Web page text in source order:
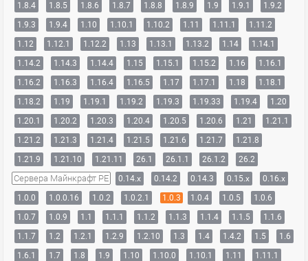
1.8.4
1.8.5 1.8.6 1.8.7 1.8.8 1.8.9 1.9 1.9.1
1.9.2
1.9.3
1.9.4 1.10 1.10.1 1.10.2 1.11 1.11.1
1.11.2
1.12
1.12.1 1.12.2 1.13 1.13.1 1.13.2 1.14
1.14.1
1.14.2
1.14.3 1.14.4 1.15 1.15.1 1.15.2 1.16
1.16.1
1.16.2
1.16.3 1.16.4 1.16.5 1.17 1.17.1 1.18
1.18.1
1.18.2
1.19 1.19.1 1.19.2 1.19.3 1.19.33 1.19.4
1.20
1.20.1
1.20.2 1.20.3 1.20.4 1.20.5 1.20.6 1.21
1.21.1
1.21.2
1.21.3 1.21.4 1.21.5 1.21.6 1.21.7
1.21.8
1.21.9
1.21.10 1.21.11 26.1 26.1.1 26.1.2 26.2
Сервера Майнкрафт PE 0.14.x 0.14.2 0.14.3 0.15.x
0.16.x
1.0.0
1.0.0.16 1.0.2 1.0.2.1 1.0.3 1.0.4 1.0.5
1.0.6
1.0.7
1.0.9 1.1 1.1.1 1.1.2 1.1.3 1.1.4 1.1.5
1.1.6
1.1.7
1.2 1.2.1 1.2.9 1.2.10 1.3 1.4 1.4.2 1.5
1.6
1.6.1
1.7 1.8 1.9 1.10 1.10.0 1.10.1 1.11
1.11.1